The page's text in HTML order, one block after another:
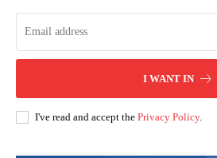
I WANT IN
I've read and accept the Privacy Policy.